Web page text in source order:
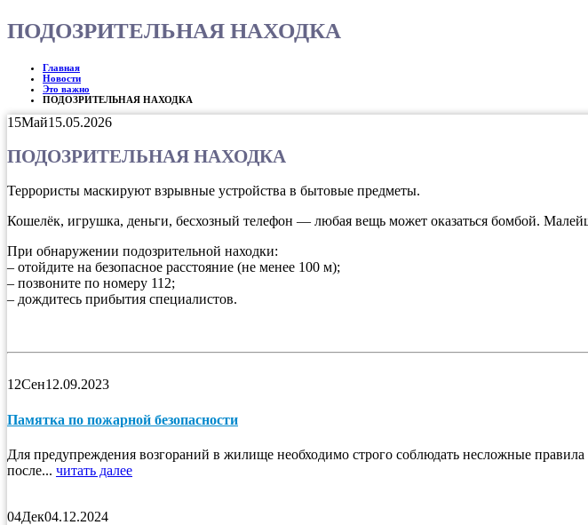
ПОДОЗРИТЕЛЬНАЯ НАХОДКА
Главная
Новости
Это важно
ПОДОЗРИТЕЛЬНАЯ НАХОДКА
15Май15.05.2026
ПОДОЗРИТЕЛЬНАЯ НАХОДКА
Террористы маскируют взрывные устройства в бытовые предметы.
Кошелёк, игрушка, деньги, бесхозный телефон — любая вещь может оказаться бомбой.
При обнаружении подозрительной находки:
– отойдите на безопасное расстояние (не менее 100 м);
– позвоните по номеру 112;
– дождитесь прибытия специалистов.
12Сен12.09.2023
Памятка по пожарной безопасности
Для предупреждения возгораний в жилище необходимо строго соблюдать несложные
после... читать далее
04Дек04.12.2024